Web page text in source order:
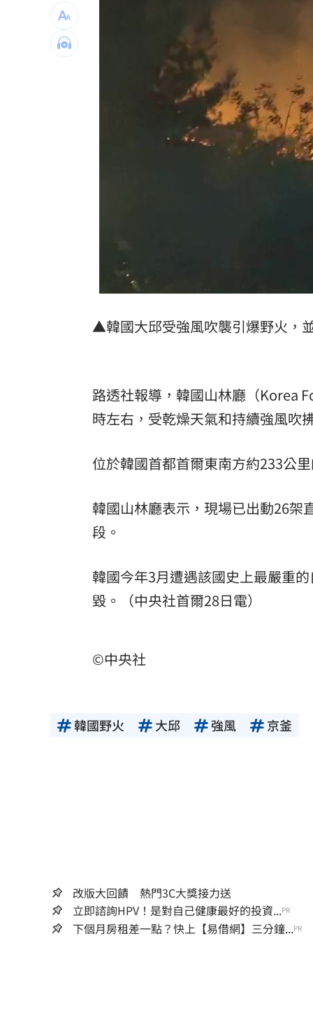
中颱白海豚逐漸逼近 北市工地鷹架突
千人烤蚵又來了！不畏35度高溫啖鮮甜
月經期發胖很正常?順著荷爾蒙「7天」
藥華藥AOP仲裁出爐 公司財務無重大
英特爾靠川普不夠 業界:客戶不敢惹台積
「最美變性人」揭離婚真相 自曝主動
LIVE三立+24小時直播
三立iNEWS新聞台線上直播 18:00
AI時代！威力馬導入智慧營運系統提升
商場戰國來臨 台中「頂奢大道」逐漸
「拍片人的多重宇宙」職涯論壇9/12登
8國球員齊聚高雄 Formosa 7s掀足球
▲韓國大邱受強風吹襲引爆野火，
路透社報導，韓國山林廳（Korea
時左右，受乾燥天氣和持續強風吹
位於韓國首都首爾東南方約233公
韓國山林廳表示，現場已出動26架
段。
韓國今年3月遭遇該國史上最嚴重
毀。（中央社首爾28日電）
©中央社
韓國野火 大邱 強風 京釜
改版大回饋 熱門3C大獎接力送
立即諮詢HPV！是對自己健康最好的投資...PR
下個月房租差一點？快上【易借網】三分鐘...PR